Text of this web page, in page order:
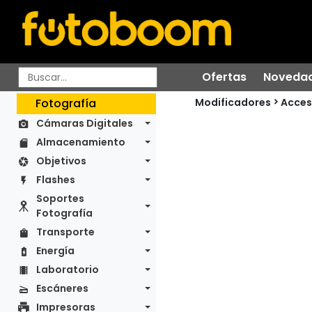
Ofertas
Fotografía
Cámaras Digitales
Almacenamiento
Objetivos
Flashes
Soportes
Fotografía
Transporte
Energía
Laboratorio
Escáneres
Impresoras
Modificadores